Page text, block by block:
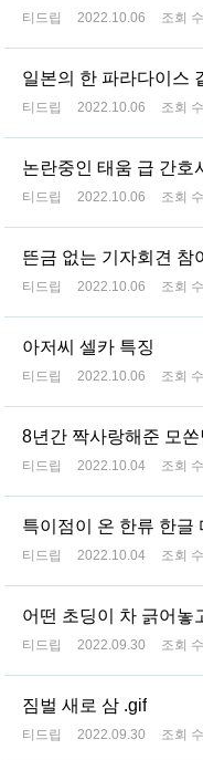
티드립 2022.10.06 조회
일본의 한 파라다이스
티드립 2022.10.06 조회
논란중인 태움 급 간호
티드립 2022.10.06 조회
뜬금 없는 기자회견 참
티드립 2022.10.06 조회
아저씨 셀카 특징
티드립 2022.10.06 조회
8년간 짝사랑해준 모
티드립 2022.10.04 조회
특이점이 온 한류 한글
티드립 2022.10.04 조회
어떤 초딩이 차 긁어놓
티드립 2022.09.30 조회
짐벌 새로 삼 .gif
티드립 2022.09.30 조회